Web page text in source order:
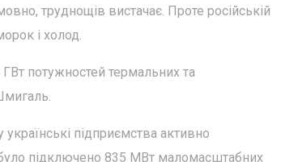
труднощів вистачає. Проте російській
і холод.
потужностей термальних та
підприємства активно
підключено 835 МВт маломасштабних